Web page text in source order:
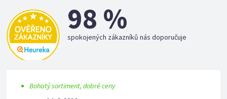
98 %
spokojených zákazníků nás doporučuje
Bohatý sortiment, dobré ceny